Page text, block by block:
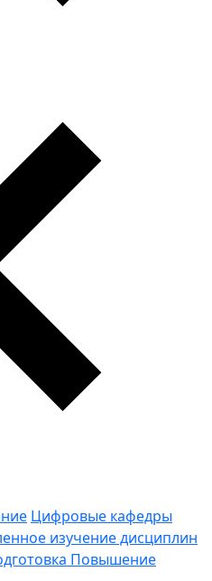
Цифровые кафедры
изучение дисциплин
Повышение